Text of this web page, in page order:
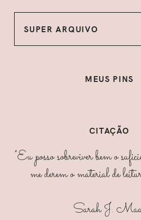
SUPER ARQUIVO
MEUS PINS
CITAÇÃO
"Eu posso sobreviver bem o
me derem o material de
Sarah J.